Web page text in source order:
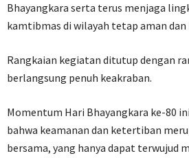
Bhayangkara serta terus menjaga
kamtibmas di wilayah tetap aman dan
Rangkaian kegiatan ditutup dengan
berlangsung penuh keakraban.
Momentum Hari Bhayangkara ke-80
bahwa keamanan dan ketertiban
bersama, yang hanya dapat terwujud